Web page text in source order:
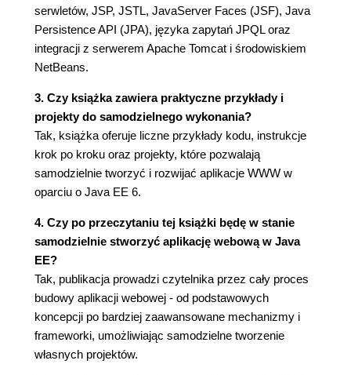
(45)
Zacznijmy od początku, czyli JSP w świecie
serwletów (46)
Pliki JSP dostępne bezpośrednio (46)
Pliki JSP wywoływane z poziomu serwletów
(46)
Pochodzenie JSP - dziedzictwo serwletów (47)
Pierwsze kroki w JSP (47)
Docenić wygodę, czyli jak to lat temu kilka
bywało... (50)
Remedium - warto było czekać! (55)
Dostęp do obiektów w języku EL (56)
(57)
Ziarna + EL = kolejne ułatwienie (58)
Ziarna, mapy i co dalej? (59)
EL - nie tylko atrybuty (59)
Akcje JSP (61)
serwletów, JSP, JSTL, JavaServer Faces (JSF), Java
Persistence API (JPA), języka zapytań JPQL oraz
integracji z serwerem Apache Tomcat i środowiskiem
NetBeans.
3. Czy książka zawiera praktyczne przykłady i
projekty do samodzielnego wykonania?
Tak, książka oferuje liczne przykłady kodu, instrukcje
krok po kroku oraz projekty, które pozwalają
samodzielnie tworzyć i rozwijać aplikacje WWW w
oparciu o Java EE 6.
4. Czy po przeczytaniu tej książki będę w stanie
samodzielnie stworzyć aplikację webową w Java
EE?
Tak, publikacja prowadzi czytelnika przez cały proces
budowy aplikacji webowej - od podstawowych
koncepcji po bardziej zaawansowane mechanizmy i
frameworki, umożliwiając samodzielne tworzenie
własnych projektów.